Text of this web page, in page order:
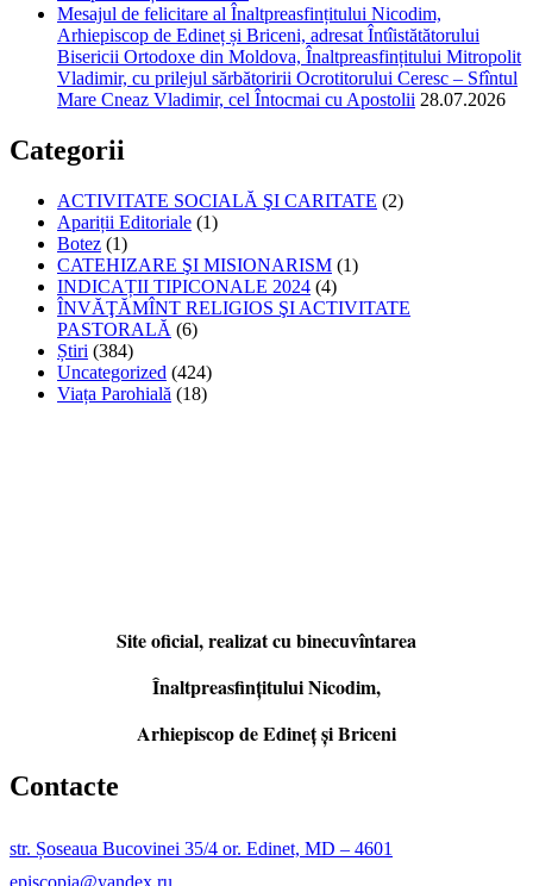
Mesajul de felicitare al Înaltpreasfințitului Nicodim,
Arhiepiscop de Edineț și Briceni, adresat Întîistătătorului
Bisericii Ortodoxe din Moldova, Înaltpreasfințitului Mitropolit
Vladimir, cu prilejul sărbătoririi Ocrotitorului Ceresc – Sfîntul
Mare Cneaz Vladimir, cel Întocmai cu Apostolii 28.07.2026
Categorii
ACTIVITATE SOCIALĂ ŞI CARITATE (2)
Apariții Editoriale (1)
Botez (1)
CATEHIZARE ŞI MISIONARISM (1)
INDICAȚII TIPICONALE 2024 (4)
ÎNVĂŢĂMÎNT RELIGIOS ŞI ACTIVITATE
PASTORALĂ (6)
Știri (384)
Uncategorized (424)
Viața Parohială (18)
Site oficial, realizat cu binecuvîntarea
Înaltpreasfințitului Nicodim,
Arhiepiscop de Edineţ şi Briceni
Contacte
str. Șoseaua Bucovinei 35/4 or. Edinet, MD – 4601
episcopia@yandex.ru